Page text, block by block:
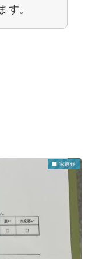
す。
家族葬